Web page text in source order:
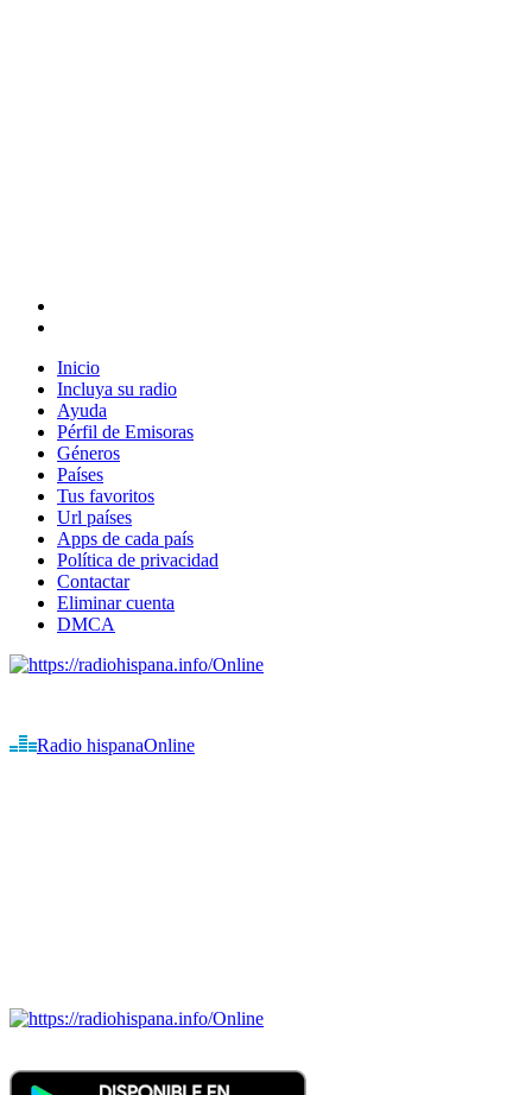
Inicio
Incluya su radio
Ayuda
Pérfil de Emisoras
Géneros
Países
Tus favoritos
Url países
Apps de cada país
Política de privacidad
Contactar
Eliminar cuenta
DMCA
Online
Radio hispanaOnline
Online